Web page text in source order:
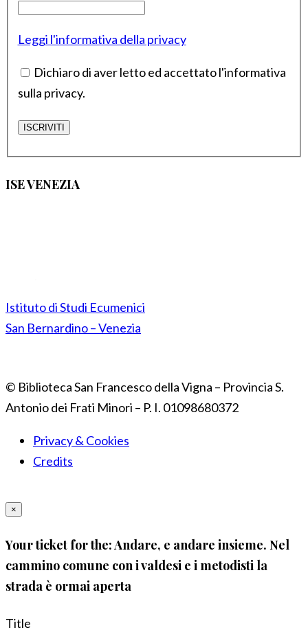
Leggi l'informativa della privacy
Dichiaro di aver letto ed accettato l'informativa
sulla privacy.
ISE VENEZIA
Istituto di Studi Ecumenici
San Bernardino – Venezia
© Biblioteca San Francesco della Vigna – Provincia S.
Antonio dei Frati Minori – P. I. 01098680372
Privacy & Cookies
Credits
×
Your ticket for the: Andare, e andare insieme. Nel
cammino comune con i valdesi e i metodisti la
strada è ormai aperta
Title